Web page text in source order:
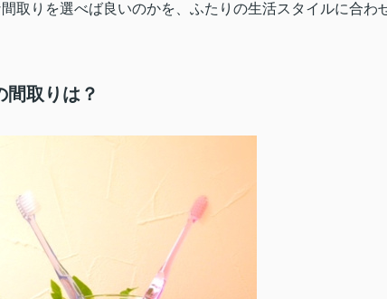
取りを選べば良いのかを、ふたりの生活スタイルに合わ
間取りは？